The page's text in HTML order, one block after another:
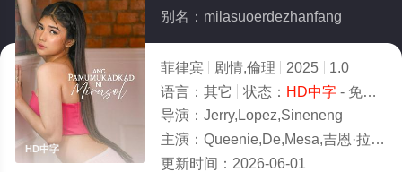
HD中字
别名：milasuoerdezhanfang
菲律宾 剧情,倫理 2025
1.0
语言： 其它 状态： HD中字- 免费在线观看
导演： Jerry,Lopez,Sineneng
主演： Queenie,De,Mesa,吉恩·拉尤格,希娜·科尔,Ralph,Engle
更新时间： 2026-06-01